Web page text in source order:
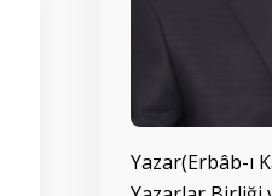
Yazar(Erbâb-ı